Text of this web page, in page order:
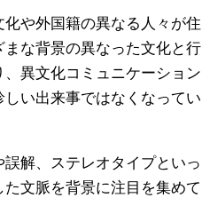
や外国籍の異なる人々が住
な背景の異なった文化と行
異文化コミュニケーション
い出来事ではなくなってい
解、ステレオタイプといっ
文脈を背景に注目を集めて